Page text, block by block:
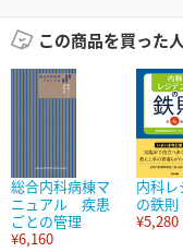
この商品を買った
総合内科病棟マ
ニュアル 疾患
ごとの管理
¥6,160
内科レ
の鉄則
¥5,280